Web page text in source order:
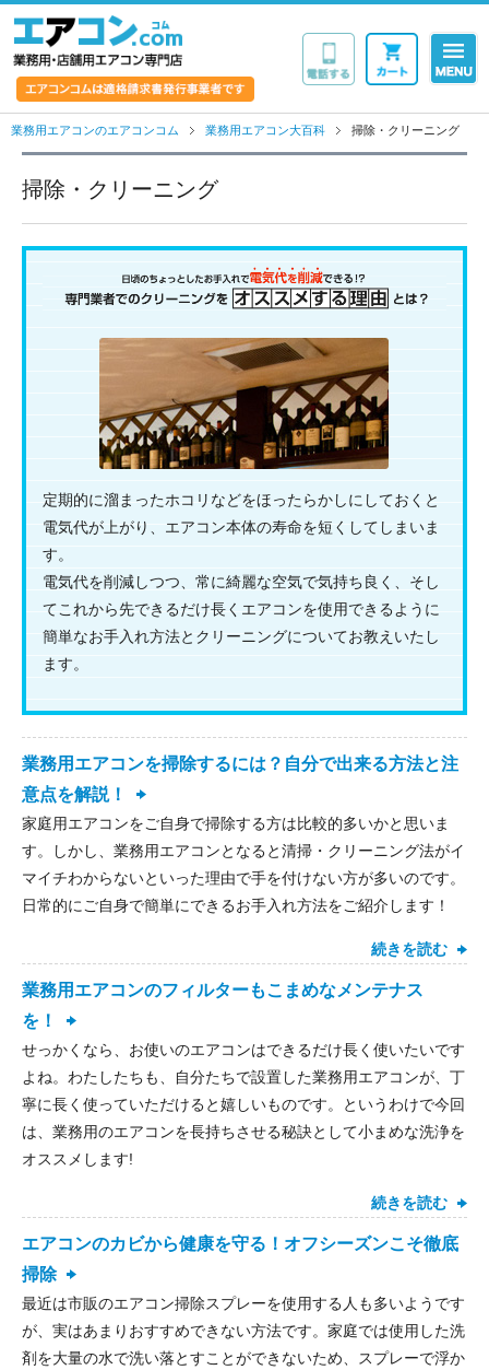
業務用エアコンのエアコンコム 業務用エアコン大百科 掃除・クリーニング
掃除・クリーニング
定期的に溜まったホコリなどをほったらかしにしておくと
電気代が上がり、エアコン本体の寿命を短くしてしまいま
す。
電気代を削減しつつ、常に綺麗な空気で気持ち良く、そし
てこれから先できるだけ長くエアコンを使用できるように
簡単なお手入れ方法とクリーニングについてお教えいたし
ます。
業務用エアコンを掃除するには？自分で出来る方法と注
意点を解説！
家庭用エアコンをご自身で掃除する方は比較的多いかと思いま
す。しかし、業務用エアコンとなると清掃・クリーニング法がイ
マイチわからないといった理由で手を付けない方が多いのです。
日常的にご自身で簡単にできるお手入れ方法をご紹介します！
続きを読む
業務用エアコンのフィルターもこまめなメンテナス
を！
せっかくなら、お使いのエアコンはできるだけ長く使いたいです
よね。わたしたちも、自分たちで設置した業務用エアコンが、丁
寧に長く使っていただけると嬉しいものです。というわけで今回
は、業務用のエアコンを長持ちさせる秘訣として小まめな洗浄を
オススメします!
続きを読む
エアコンのカビから健康を守る！オフシーズンこそ徹底
掃除
最近は市販のエアコン掃除スプレーを使用する人も多いようです
が、実はあまりおすすめできない方法です。家庭では使用した洗
剤を大量の水で洗い落とすことができないため、スプレーで浮か